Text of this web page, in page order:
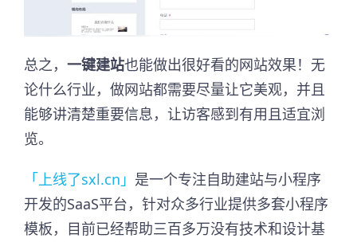
总之， 一键建站也能做出很好看的网站效果！无
论什么行业，做网站都需要尽量让它美观，并且
能够讲清楚重要信息，让访客感到有用且适宜浏
览。
「上线了sxl.cn」 是一个专注自助建站与小程序
开发的SaaS平台，针对众多行业提供多套小程序
模板，目前已经帮助三百多万没有技术和设计基